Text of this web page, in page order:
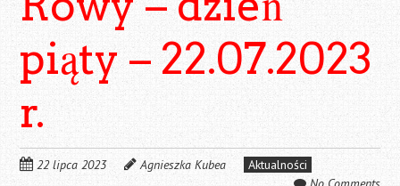
piąty – 22.07.2023
r.
22 lipca 2023 Agnieszka Kubea
Aktualności